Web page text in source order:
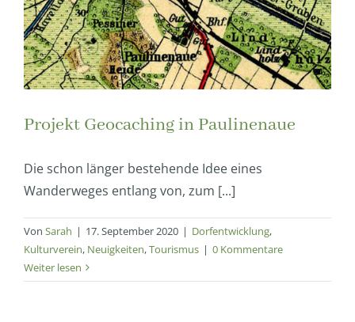
Projekt Geocaching in Paulinenaue
Die schon länger bestehende Idee eines
Wanderweges entlang von, zum [...]
Von Sarah | 17. September 2020 | Dorfentwicklung,
Kulturverein, Neuigkeiten,Tourismus | 0 Kommentare
Weiter lesen